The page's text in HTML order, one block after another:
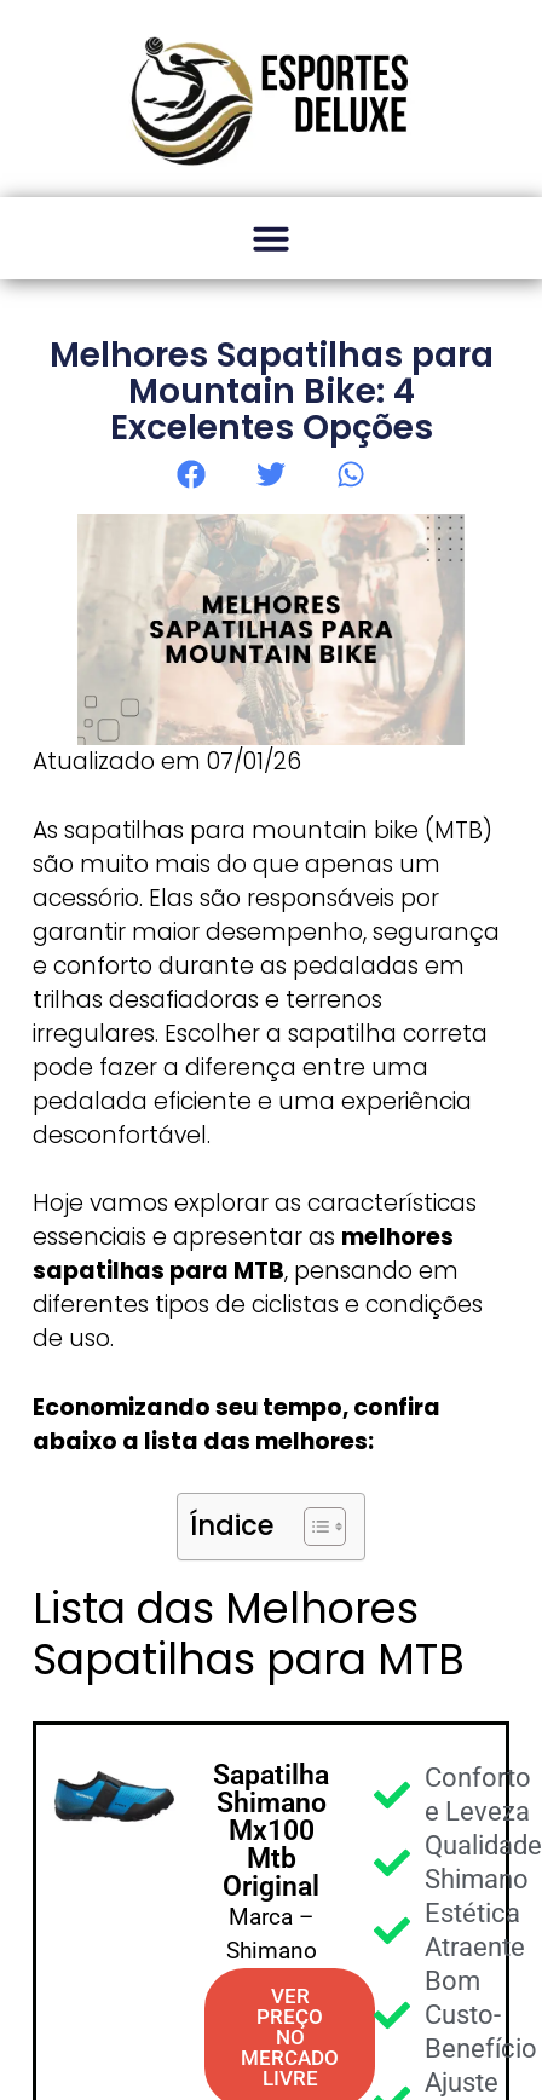
Melhores Sapatilhas para
Mountain Bike: 4
Excelentes Opções
Atualizado em 07/01/26
As sapatilhas para mountain bike (MTB)
são muito mais do que apenas um
acessório. Elas são responsáveis por
garantir maior desempenho, segurança
e conforto durante as pedaladas em
trilhas desafiadoras e terrenos
irregulares. Escolher a sapatilha correta
pode fazer a diferença entre uma
pedalada eficiente e uma experiência
desconfortável.
Hoje vamos explorar as características
essenciais e apresentar as melhores
sapatilhas para MTB, pensando em
diferentes tipos de ciclistas e condições
de uso.
Economizando seu tempo, confira
abaixo a lista das melhores:
Índice
Lista das Melhores
Sapatilhas para MTB
Sapatilha
Shimano
Mx100
Mtb
Original
Marca –
Shimano
VER
PREÇO
NO
MERCADO
LIVRE
Conforto
e Leveza
Qualidade
Shimano
Estética
Atraente
Bom
Custo-
Benefício
Ajuste